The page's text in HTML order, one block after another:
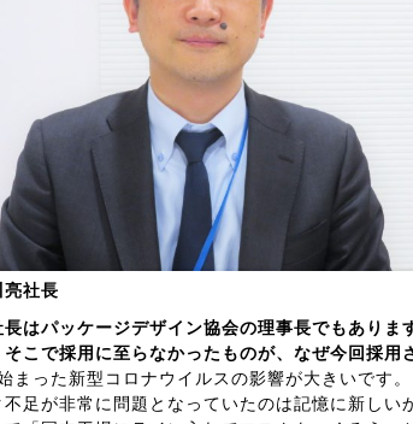
亮社長
はパッケージデザイン協会の理事長でもありま
こで採用に至らなかったものが、なぜ今回採用
まった新型コロナウイルスの影響が大きいです
足が非常に問題となっていたのは記憶に新しい